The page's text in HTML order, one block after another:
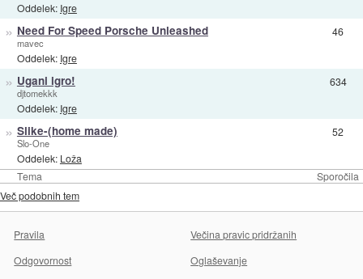
Tema Sporočila
Oddelek: Igre
» Need For Speed Porsche Unleashed
mavec
Oddelek: Igre
46
» Ugani igro!
djtomekkk
Oddelek: Igre
634
» Slike-(home made)
Slo-One
Oddelek: Loža
52
Več podobnih tem
Pravila
Večina pravic pridržanih
Odgovornost
Oglaševanje